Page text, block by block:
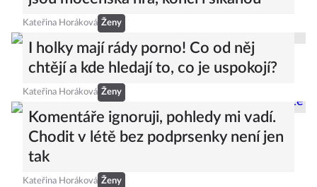
Kateřina Horáková Ženy
I holky mají rády porno! Co od něj
chtějí a kde hledají to, co je uspokojí?
Kateřina Horáková Ženy
Komentáře ignoruji, pohledy mi vadí.
Chodit v létě bez podprsenky není jen
tak
Kateřina Horáková Ženy